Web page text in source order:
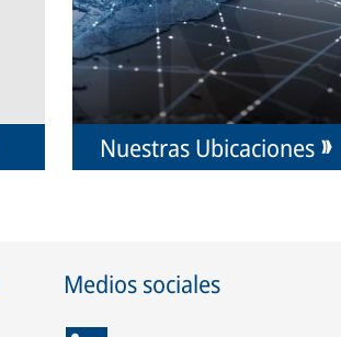
Nuestras Ubicaciones
Medios sociales